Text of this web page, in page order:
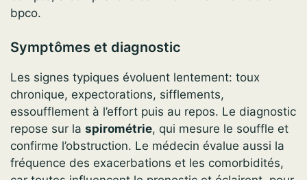
bpco.
Symptômes et diagnostic
Les signes typiques évoluent lentement: toux
chronique, expectorations, sifflements,
essoufflement à l’effort puis au repos. Le diagnostic
repose sur la spirométrie, qui mesure le souffle et
confirme l’obstruction. Le médecin évalue aussi la
fréquence des exacerbations et les comorbidités,